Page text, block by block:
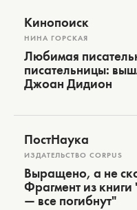
Кинопоиск
НИНА ГОРСКАЯ
Любимая
писательницы:
Джоан Дидион
ПостНаука
ИЗДАТЕЛЬСТВО CORPUS
Выращено, а не
Фрагмент из книги
— все погибнут"